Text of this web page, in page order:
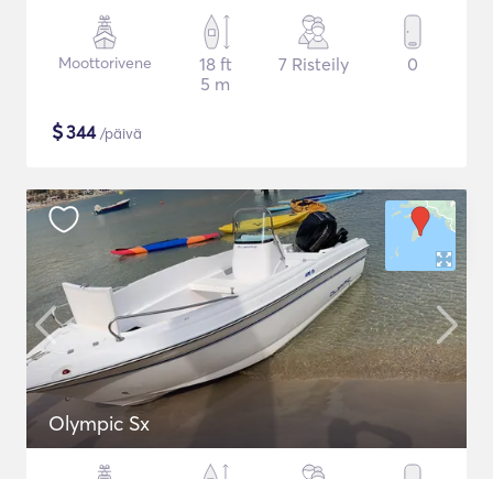
Moottorivene
18 ft
5 m
7 Risteily 0
$344/päivä
Olympic Sx